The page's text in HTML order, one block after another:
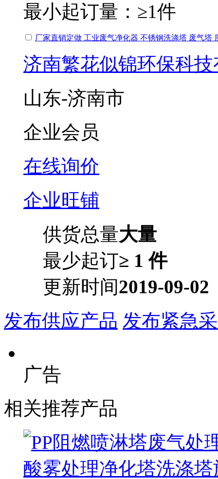
最小起订量： ≥1件
厂家直销定做 工业废气净化器 不锈钢洗涤塔 废气塔
济南繁花似锦环保科
山东-济南市
企业会员
在线询价
企业旺铺
供货总量大量
最少起订≥ 1 件
更新时间2019-09-02
发布供应产品 发布紧急
广告
相关推荐产品